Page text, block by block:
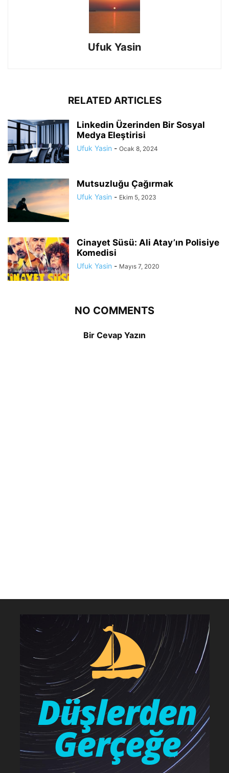
Ufuk Yasin
RELATED ARTICLES
Linkedin Üzerinden Bir Sosyal
Medya Eleştirisi
Ufuk Yasin - Ocak 8, 2024
Mutsuzluğu Çağırmak
Ufuk Yasin - Ekim 5, 2023
Cinayet Süsü: Ali Atay’ın Polisiye
Komedisi
Ufuk Yasin - Mayıs 7, 2020
NO COMMENTS
Bir Cevap Yazın